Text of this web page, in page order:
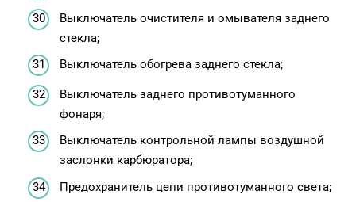
Выключатель очистителя и омывателя заднего
стекла;
Выключатель обогрева заднего стекла;
Выключатель заднего противотуманного
фонаря;
Выключатель контрольной лампы воздушной
заслонки карбюратора;
Предохранитель цепи противотуманного света;